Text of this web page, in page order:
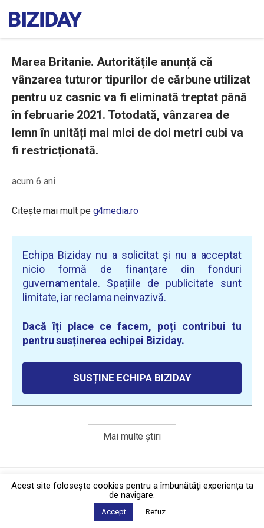
Marea Britanie. Autoritățile anunță că
vânzarea tuturor tipurilor de cărbune utilizat
pentru uz casnic va fi eliminată treptat până
în februarie 2021. Totodată, vânzarea de
lemn în unități mai mici de doi metri cubi va
fi restricționată.
acum 6 ani
Citește mai mult pe g4media.ro
Echipa Biziday nu a solicitat și nu a acceptat
nicio formă de finanțare din fonduri
guvernamentale. Spațiile de publicitate sunt
limitate, iar reclama neinvazivă.
Dacă îți place ce facem, poți contribui tu
pentru susținerea echipei Biziday.
SUSȚINE ECHIPA BIZIDAY
Mai multe știri
Politica de confidențialitate·Contact
2026 © Biziday
Acest site foloseşte cookies pentru a îmbunătăți experiența ta
de navigare.
Accept Refuz